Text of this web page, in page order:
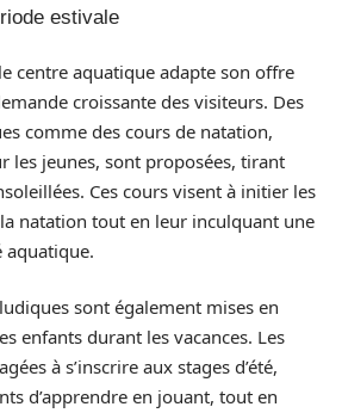
estivale
centre aquatique adapte son offre
croissante des visiteurs. Des
comme des cours de natation,
les jeunes, sont proposées, tirant
Ces cours visent à initier les
natation tout en leur inculquant une
aquatique.
sont également mises en
enfants durant les vacances. Les
à s’inscrire aux stages d’été,
d’apprendre en jouant, tout en